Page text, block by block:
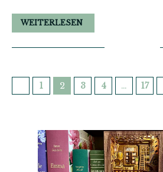
WEITERLESEN
1 2 3 4 … 17